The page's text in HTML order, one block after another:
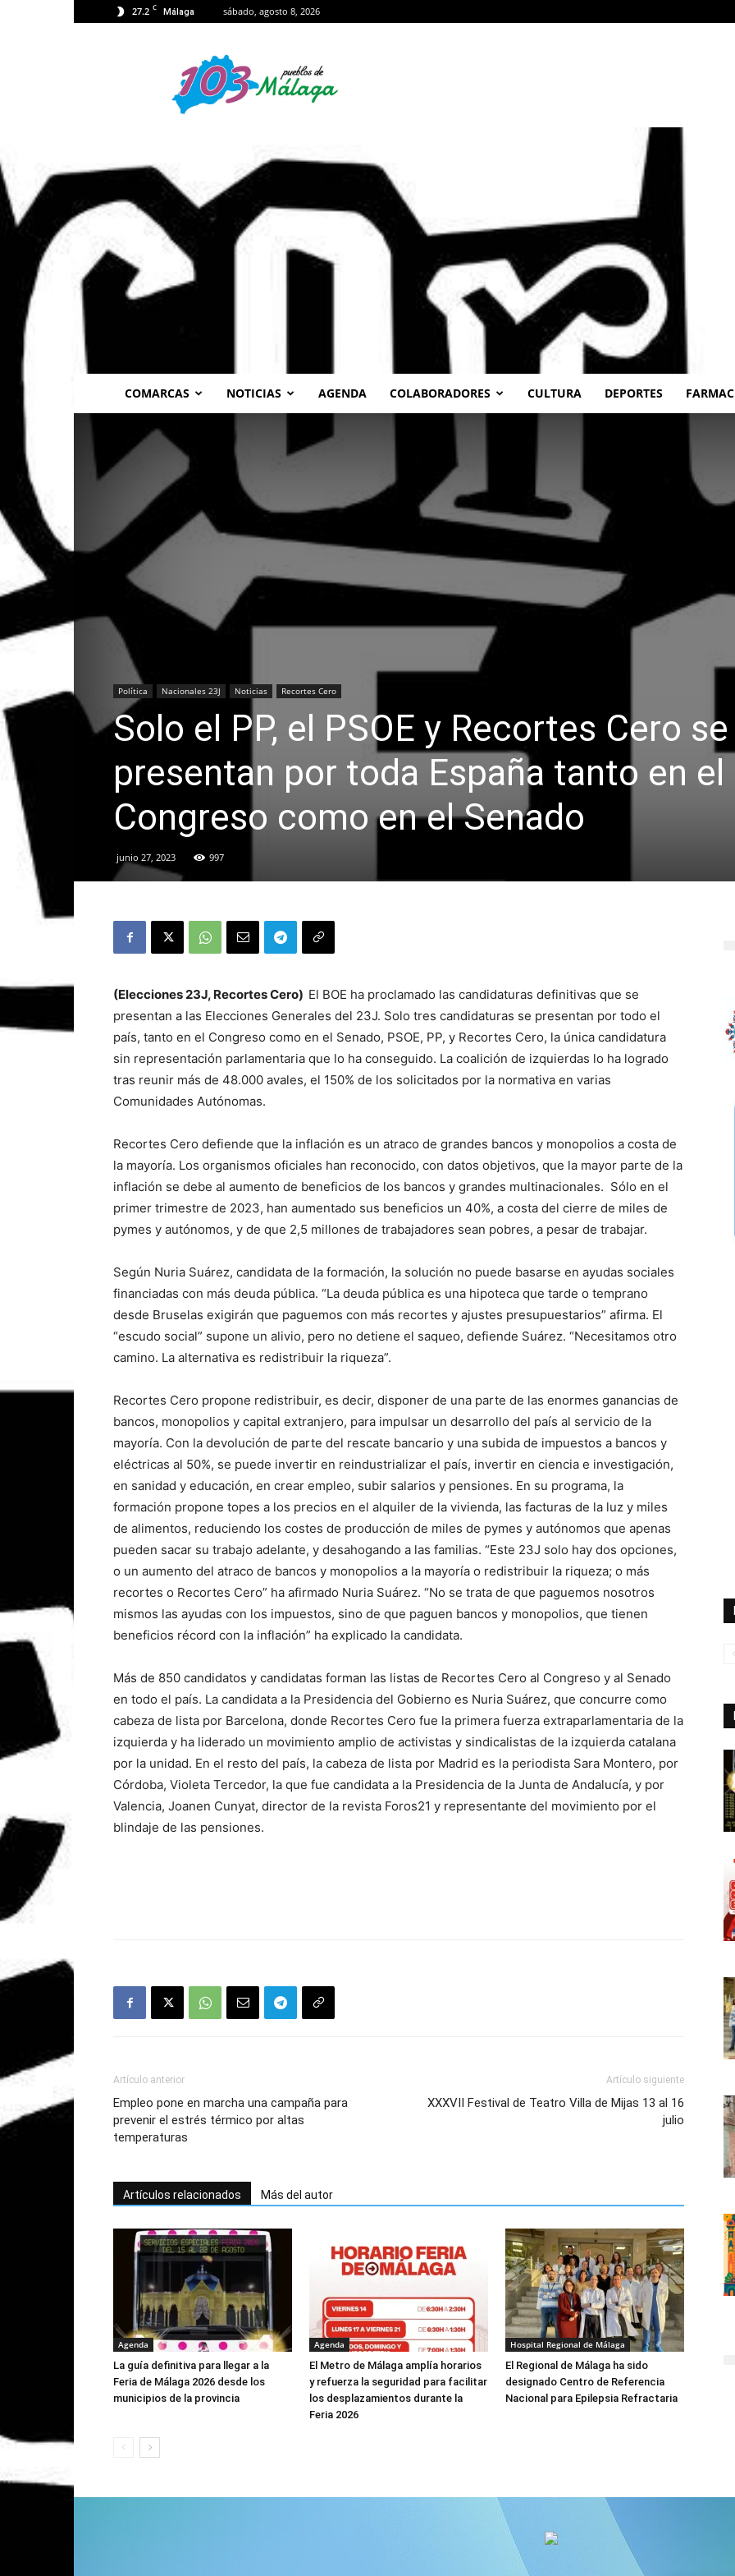
27.2 C Málaga sábado, agosto 8, 2026
Málaga
COMARCAS NOTICIAS AGENDA COLABORADORES CULTURA DEPORTES
Política Nacionales 23J Noticias Recortes Cero
Solo el PP, el PSOE y Recortes Cero se
presentan por toda España tanto en el
Congreso como en el Senado
junio 27, 2023 997
(Elecciones 23J, Recortes Cero) El BOE ha proclamado las candidaturas definitivas que se
presentan a las Elecciones Generales del 23J. Solo tres candidaturas se presentan por todo el
país, tanto en el Congreso como en el Senado, PSOE, PP, y Recortes Cero, la única candidatura
sin representación parlamentaria que lo ha conseguido. La coalición de izquierdas lo ha logrado
tras reunir más de 48.000 avales, el 150% de los solicitados por la normativa en varias
Comunidades Autónomas.
Recortes Cero defiende que la inflación es un atraco de grandes bancos y monopolios a costa de
la mayoría. Los organismos oficiales han reconocido, con datos objetivos, que la mayor parte de la
inflación se debe al aumento de beneficios de los bancos y grandes multinacionales. Sólo en el
primer trimestre de 2023, han aumentado sus beneficios un 40%, a costa del cierre de miles de
pymes y autónomos, y de que 2,5 millones de trabajadores sean pobres, a pesar de trabajar.
Según Nuria Suárez, candidata de la formación, la solución no puede basarse en ayudas sociales
financiadas con más deuda pública. “La deuda pública es una hipoteca que tarde o temprano
desde Bruselas exigirán que paguemos con más recortes y ajustes presupuestarios” afirma. El
“escudo social” supone un alivio, pero no detiene el saqueo, defiende Suárez. “Necesitamos otro
camino. La alternativa es redistribuir la riqueza”.
Recortes Cero propone redistribuir, es decir, disponer de una parte de las enormes ganancias de
bancos, monopolios y capital extranjero, para impulsar un desarrollo del país al servicio de la
mayoría. Con la devolución de parte del rescate bancario y una subida de impuestos a bancos y
eléctricas al 50%, se puede invertir en reindustrializar el país, invertir en ciencia e investigación,
en sanidad y educación, en crear empleo, subir salarios y pensiones. En su programa, la
formación propone topes a los precios en el alquiler de la vivienda, las facturas de la luz y miles
de alimentos, reduciendo los costes de producción de miles de pymes y autónomos que apenas
pueden sacar su trabajo adelante, y desahogando a las familias. “Este 23J solo hay dos opciones,
o un aumento del atraco de bancos y monopolios a la mayoría o redistribuir la riqueza; o más
recortes o Recortes Cero” ha afirmado Nuria Suárez. “No se trata de que paguemos nosotros
mismos las ayudas con los impuestos, sino de que paguen bancos y monopolios, que tienen
beneficios récord con la inflación” ha explicado la candidata.
Más de 850 candidatos y candidatas forman las listas de Recortes Cero al Congreso y al Senado
en todo el país. La candidata a la Presidencia del Gobierno es Nuria Suárez, que concurre como
cabeza de lista por Barcelona, donde Recortes Cero fue la primera fuerza extraparlamentaria de la
izquierda y ha liderado un movimiento amplio de activistas y sindicalistas de la izquierda catalana
por la unidad. En el resto del país, la cabeza de lista por Madrid es la periodista Sara Montero, por
Córdoba, Violeta Tercedor, la que fue candidata a la Presidencia de la Junta de Andalucía, y por
Valencia, Joanen Cunyat, director de la revista Foros21 y representante del movimiento por el
blindaje de las pensiones.
Artículo anterior
Empleo pone en marcha una campaña para
prevenir el estrés térmico por altas
temperaturas
Artículo siguiente
XXXVII Festival de Teatro Villa de Mijas 13 al 16
julio
Artículos relacionados Más del autor
Agenda
La guía definitiva para llegar a la
Feria de Málaga 2026 desde los
municipios de la provincia
Agenda
El Metro de Málaga amplía horarios
y refuerza la seguridad para facilitar
los desplazamientos durante la
Feria 2026
Hospital Regional de Málaga
El Regional de Málaga ha sido
designado Centro de Referencia
Nacional para Epilepsia Refractaria